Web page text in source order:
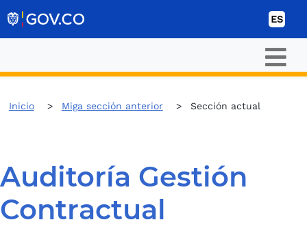
ES
Inicio Miga sección anterior Sección actual
Auditoría Gestión
Contractual